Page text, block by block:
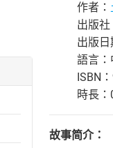
作者：
出版社
出版
語言：
ISBN
時長
故事简介：